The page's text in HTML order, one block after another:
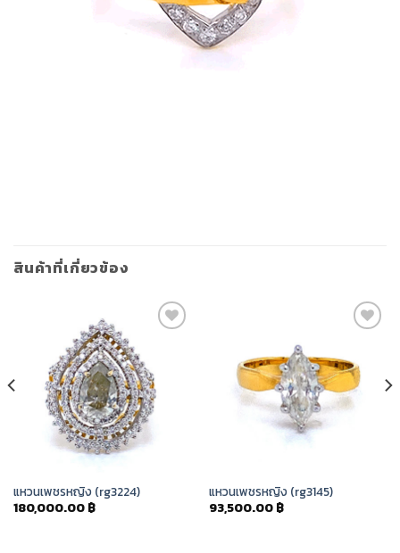
สินค้าที่เกี่ยวข้อง
แหวนเพชรหญิง (rg3224)
180,000.00 ฿
แหวนเพชรหญิง (rg3145)
93,500.00 ฿